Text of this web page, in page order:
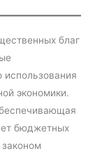
e
u
благ
экономики.
бюджетных